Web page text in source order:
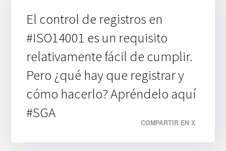
El control de registros en
#ISO14001 es un requisito
relativamente fácil de cumplir.
Pero ¿qué hay que registrar y
cómo hacerlo? Apréndelo aquí
#SGA
COMPARTIR EN X